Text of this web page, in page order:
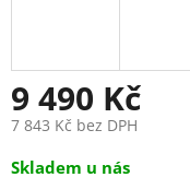
9 490 Kč
7 843 Kč bez DPH
Měrná
cena:
Skladem u nás